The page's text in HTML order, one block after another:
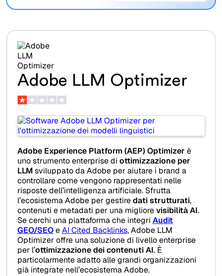
Adobe LLM Optimizer
Adobe Experience Platform (AEP) Optimizer è
uno strumento enterprise di ottimizzazione per
LLMsviluppato da Adobe per aiutare i brand a
controllare come vengono rappresentati nelle
risposte dell’intelligenza artificiale. Sfrutta
l’ecosistema Adobe per gestiredati strutturati,
contenuti e metadati per una migliorevisibilità AI.
Se cerchi una piattaforma che integri Audit
GEO/SEOeAI Cited Backlinks, Adobe LLM
Optimizer offre una soluzione di livello enterprise
per l’ottimizzazione dei contenuti AI. È
particolarmente adatto alle grandi organizzazioni
già integrate nell’ecosistema Adobe.